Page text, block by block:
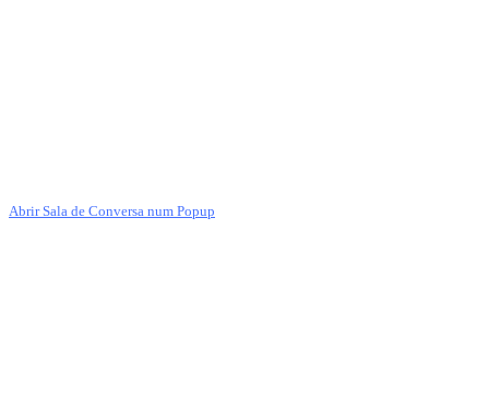
Abrir Sala de Conversa num Popup